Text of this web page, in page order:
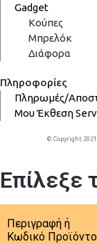
Gadget
Κούπες
Μπρελόκ
Διάφορα
Πληροφορίες
Πληρωμές/
ΜουΈκθεση
© Copyright
Επίλεξε
Περιγραφή ή
Κωδικό